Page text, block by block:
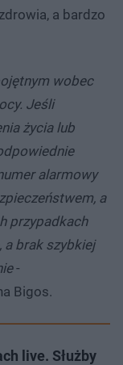
a bardzo
wobec
Jeśli
życia lub
alarmowy
a
przypadkach
a brak szybkiej
-
Bigos.
live. Służby